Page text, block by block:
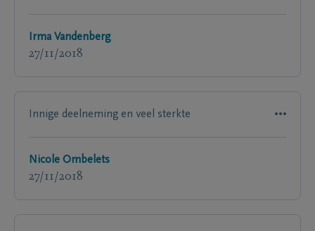
Irma Vandenberg
27/11/2018
Innige deelneming en veel sterkte
Nicole Ombelets
27/11/2018